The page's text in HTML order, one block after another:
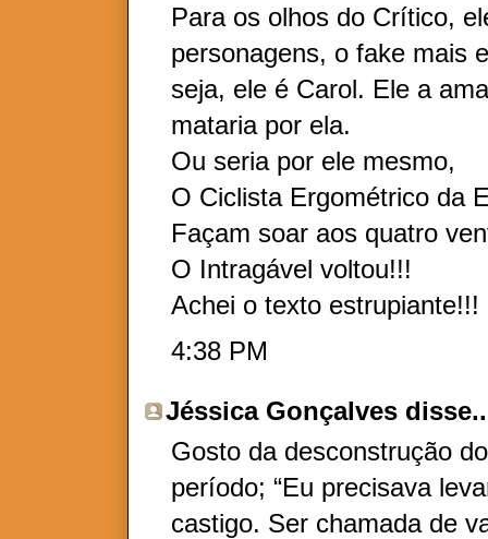
Para os olhos do Crítico,
personagens, o fake mais
seja, ele é Carol. Ele a
mataria por ela.
Ou seria por ele mesmo,
O Ciclista Ergométrico da
Façam soar aos quatro
O Intragável voltou!!!
Achei o texto estrupiante!!!
4:38 PM
Jéssica Gonçalves
Gosto da desconstrução
período; “Eu precisava
castigo. Ser chamada de